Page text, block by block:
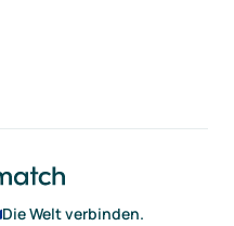
Die Welt verbinden.